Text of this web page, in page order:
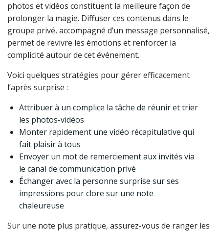
photos et vidéos constituent la meilleure façon de
prolonger la magie. Diffuser ces contenus dans le
groupe privé, accompagné d’un message personnalisé,
permet de revivre les émotions et renforcer la
complicité autour de cet événement.
Voici quelques stratégies pour gérer efficacement
l’après surprise :
Attribuer à un complice la tâche de réunir et trier
les photos-vidéos
Monter rapidement une vidéo récapitulative qui
fait plaisir à tous
Envoyer un mot de remerciement aux invités via
le canal de communication privé
Échanger avec la personne surprise sur ses
impressions pour clore sur une note
chaleureuse
Sur une note plus pratique, assurez-vous de ranger les